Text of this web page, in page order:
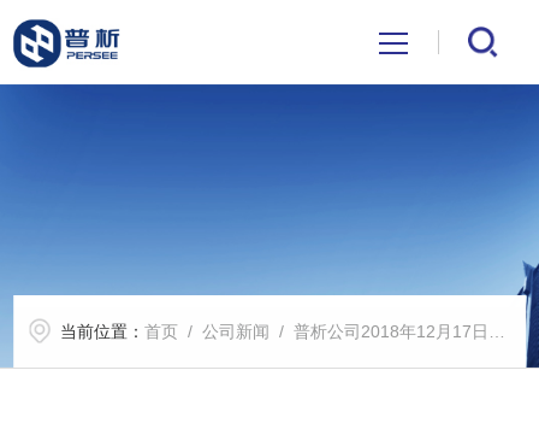
公司新闻
当前位置：首页 /公司新闻 / 普析公司2018年12月17日气质联用仪应用及维护培训邀请